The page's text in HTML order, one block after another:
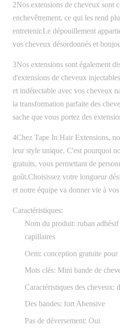
2Nos extensions de cheveux sont
enchevêtrement, ce qui les rend
entretenir.Le dépouillement
vos cheveux désordonnés et
3Nos extensions sont également
d'extensions de cheveux
et indétectable avec vos cheveux
la transformation parfaite des
sache que vous portez des
4Chez Tape In Hair Extensions,
leur style unique. C'est pourquoi
gratuits, vous permettant de
goût.Choisissez votre longueur
et notre équipe va donner vie à
Caractéristiques:
Nom du produit: ruban
capillaires
Oem: conception gratuite pour
Mots clés: Mini bande de
Caractéristiques des cheveux:
Des bandes: fort Ahensive
Pas de déversement: Oui